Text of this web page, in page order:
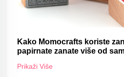
Kako Momocrafts koriste
papirnate zanate više od
Prikaži Više